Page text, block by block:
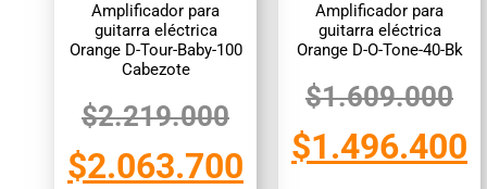
Amplificador para
guitarra eléctrica
Orange D-Tour-Baby-100
Cabezote
$2.219.000
$2.063.700
Amplificador para
guitarra eléctrica
Orange D-O-Tone-40-Bk
$1.609.000
$1.496.400